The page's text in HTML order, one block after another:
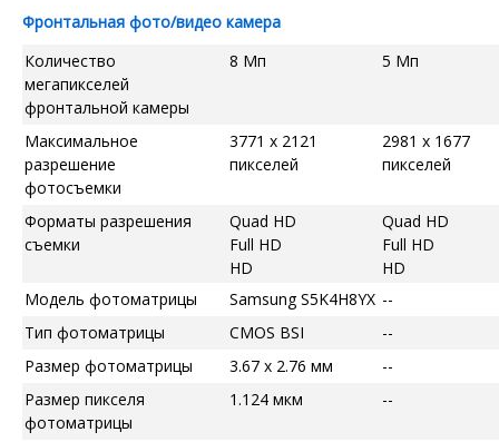
Фронтальная фото/видео камера
Количество
мегапикселей
фронтальной камеры
8 Мп 5 Мп
Максимальное
разрешение
фотосъемки
3771 x 2121
пикселей
2981 x 1677
пикселей
Форматы разрешения
съемки
Quad HD
Full HD
HD
Quad HD
Full HD
HD
Модель фотоматрицы
Samsung S5K4H8YX --
Тип фотоматрицы
CMOS BSI
--
Размер фотоматрицы
3.67 x 2.76 мм
--
Размер пикселя
фотоматрицы
1.124 мкм --